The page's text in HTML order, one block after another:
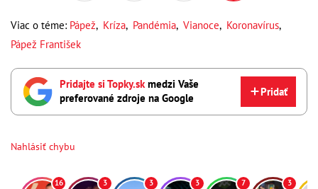
Viac o téme: Pápež, Kríza, Pandémia, Vianoce, Koronavírus,
Pápež František
Pridajte si Topky.skmedzi Vaše
preferované zdroje na Google
Pridať
Nahlásiť chybu
16 3 3 3 7 3